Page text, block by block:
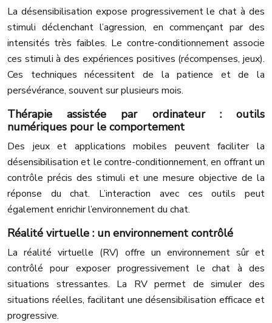
La désensibilisation expose progressivement le chat à des
stimuli déclenchant l’agression, en commençant par des
intensités très faibles. Le contre-conditionnement associe
ces stimuli à des expériences positives (récompenses, jeux).
Ces techniques nécessitent de la patience et de la
persévérance, souvent sur plusieurs mois.
Thérapie assistée par ordinateur : outils
numériques pour le comportement
Des jeux et applications mobiles peuvent faciliter la
désensibilisation et le contre-conditionnement, en offrant un
contrôle précis des stimuli et une mesure objective de la
réponse du chat. L’interaction avec ces outils peut
également enrichir l’environnement du chat.
Réalité virtuelle : un environnement contrôlé
La réalité virtuelle (RV) offre un environnement sûr et
contrôlé pour exposer progressivement le chat à des
situations stressantes. La RV permet de simuler des
situations réelles, facilitant une désensibilisation efficace et
progressive.